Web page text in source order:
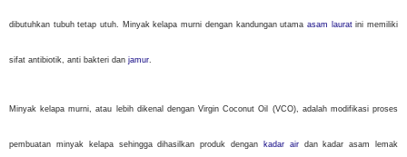
dibutuhkan tubuh tetap utuh. Minyak kelapa murni dengan kandungan utama asam lauratini memiliki
sifat antibiotik, anti bakteri dan jamur
Minyak kelapa murni, atau lebih dikenal dengan Virgin Coconut Oil (VCO), adalah modifikasi proses
pembuatan minyak kelapa sehingga dihasilkan produk dengan kadar airdan kadar asam lemak